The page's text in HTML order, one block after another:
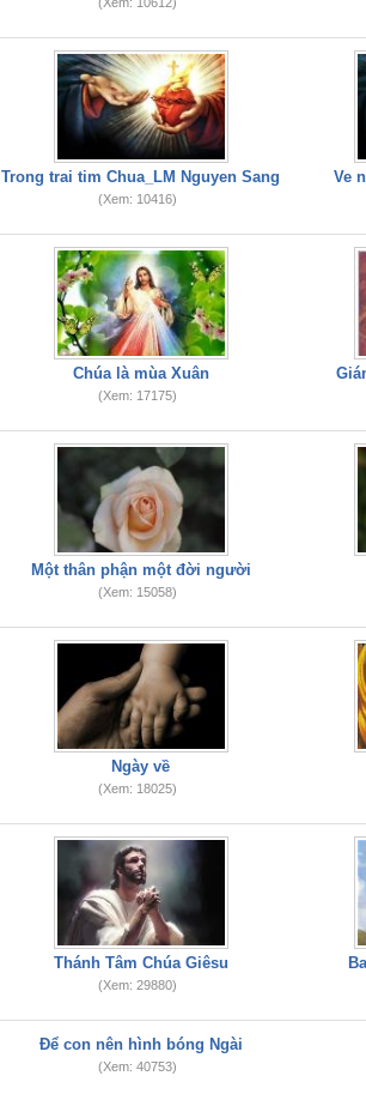
Trong trai tim Chua_LM Nguyen Sang
(Xem: 10416)
Ve
Chúa là mùa Xuân
(Xem: 17175)
Một thân phận một đời người
(Xem: 15058)
Ngày về
(Xem: 18025)
Thánh Tâm Chúa Giêsu
(Xem: 29880)
Để con nên hình bóng Ngài
(Xem: 40753)